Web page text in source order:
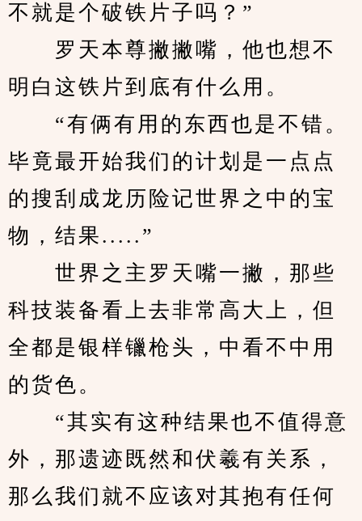
不就是个破铁片子吗？”
罗天本尊撇撇嘴，他也想不
明白这铁片到底有什么用。
“有俩有用的东西也是不错。
毕竟最开始我们的计划是一点点
的搜刮成龙历险记世界之中的宝
物，结果.....”
世界之主罗天嘴一撇，那些
科技装备看上去非常高大上，但
全都是银样镴枪头，中看不中用
的货色。
“其实有这种结果也不值得意
外，那遗迹既然和伏羲有关系，
那么我们就不应该对其抱有任何